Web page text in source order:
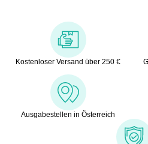
Kostenloser Versand über 250 €
Ausgabestellen in Österreich